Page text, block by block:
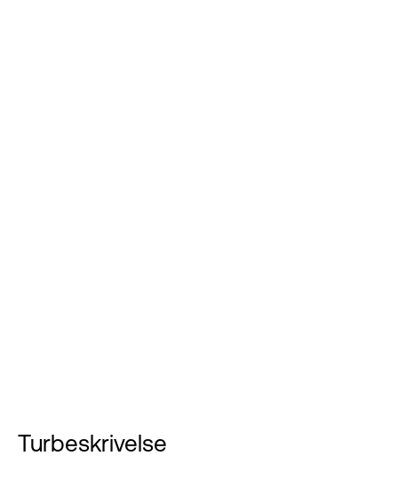
Turbeskrivelse